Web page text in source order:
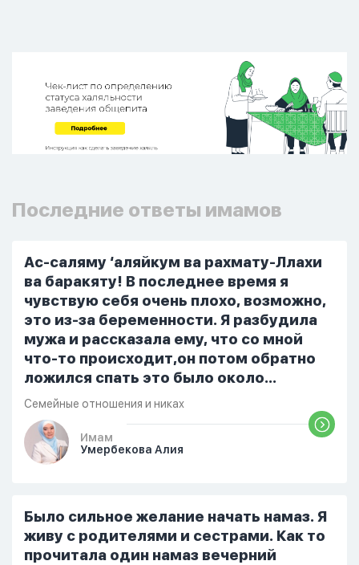
Последние ответы имамов
Ас-саляму ‘аляйкум ва рахмату-Ллахи
ва баракяту! В последнее время я
чувствую себя очень плохо, возможно,
это из-за беременности. Я разбудила
мужа и рассказала ему, что со мной
что-то происходит,он потом обратно
ложился спать это было около
одиннадцати вечера. Но я снова
разбудила его, сказав, что мне плохо.
Он ответил: «Я живу с больными». Мне
стало очень обидно, и я решила
проснулся и спросил, что случилось. И
я рассказала о своих проблемах. Затем
я сказала ему:...
Семейные отношения и никах
Имам
Умербекова Алия
Было сильное желание начать намаз. Я
живу с родителями и сестрами. Как то
прочитала один намаз вечерний